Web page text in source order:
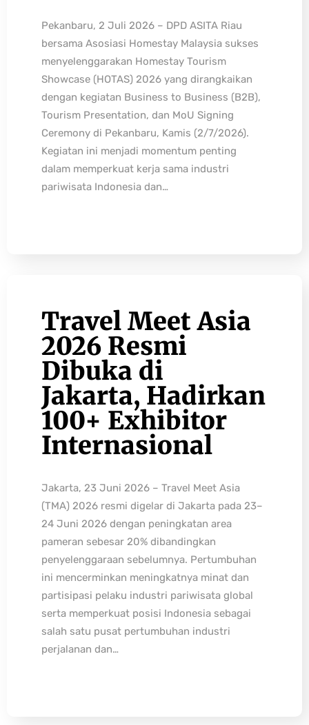
Pekanbaru, 2 Juli 2026 – DPD ASITA Riau
bersama Asosiasi Homestay Malaysia sukses
menyelenggarakan Homestay Tourism
Showcase (HOTAS) 2026 yang dirangkaikan
dengan kegiatan Business to Business (B2B),
Tourism Presentation, dan MoU Signing
Ceremony di Pekanbaru, Kamis (2/7/2026).
Kegiatan ini menjadi momentum penting
dalam memperkuat kerja sama industri
pariwisata Indonesia dan…
Travel Meet Asia
2026 Resmi
Dibuka di
Jakarta, Hadirkan
100+ Exhibitor
Internasional
Jakarta, 23 Juni 2026 – Travel Meet Asia
(TMA) 2026 resmi digelar di Jakarta pada 23–
24 Juni 2026 dengan peningkatan area
pameran sebesar 20% dibandingkan
penyelenggaraan sebelumnya. Pertumbuhan
ini mencerminkan meningkatnya minat dan
partisipasi pelaku industri pariwisata global
serta memperkuat posisi Indonesia sebagai
salah satu pusat pertumbuhan industri
perjalanan dan…